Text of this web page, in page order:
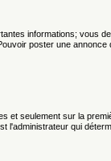
informations; vous
poster une
et seulement sur la
l'administrateur qui